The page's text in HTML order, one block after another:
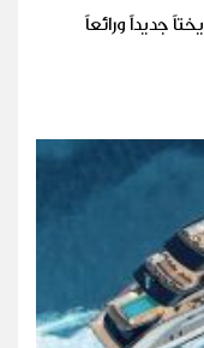
يقدّم لنا حوض بناء السفن Astondoa يختاً جديداً ورائعاً